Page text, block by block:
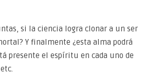
si la ciencia logra clonar a un ser
Y finalmente ¿esta alma podrá
presente el espíritu en cada uno de